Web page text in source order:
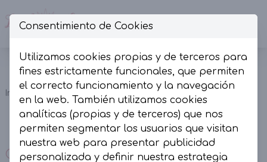
Inicio Conjuntos
Conjunto
chaqueta y
pantalón
Conjunto chaqueta y pantalón
Consentimiento de Cookies
Utilizamos cookies propias y de terceros para
fines estrictamente funcionales, que permiten
el correcto funcionamiento y la navegación
en la web. También utilizamos cookies
analíticas (propias y de terceros) que nos
permiten segmentar los usuarios que visitan
nuestra web para presentar publicidad
personalizada y definir nuestra estrategia